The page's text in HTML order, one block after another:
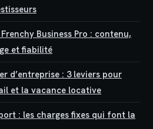
Business Pro : contenu,
et fiabilité
d’entreprise : 3 leviers pour
et la vacance locative
: les charges fixes qui font la